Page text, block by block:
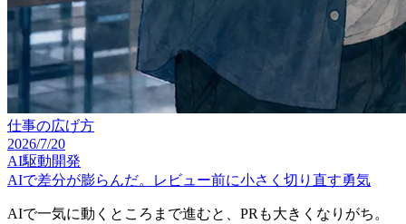
仕事の広げ方
2026/7/20
AI駆動開発
AIで差分が膨らんだ。レビュー前に小さく切り直す勇気
AIで一気に動くところまで進むと、PRも大きくなりがち。